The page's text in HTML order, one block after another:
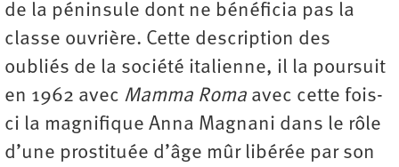
de la péninsule dont ne bénéficia pas la
classe ouvrière. Cette description des
oubliés de la société italienne, il la poursuit
en 1962 avec Mamma Roma avec cette fois-
ci la magnifique Anna Magnani dans le rôle
d’une prostituée d’âge mûr libérée par son